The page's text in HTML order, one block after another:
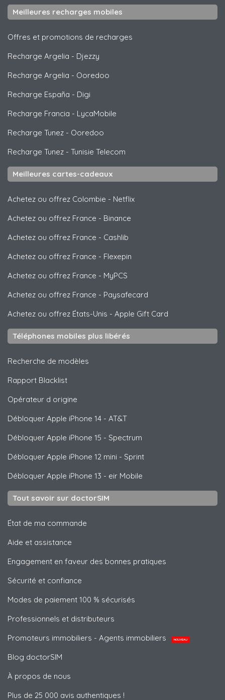
Meilleures recharges mobiles
Offres et promotions de recharges
Recharge Argelia - Djezzy
Recharge Argelia - Ooredoo
Recharge España - Digi
Recharge Francia - LycaMobile
Recharge Tunez - Ooredoo
Recharge Tunez - Tunisie Telecom
Meilleures cartes-cadeaux
Achetez ou offrez Colombie - Netflix
Achetez ou offrez France - Binance
Achetez ou offrez France - Cashlib
Achetez ou offrez France - Flexepin
Achetez ou offrez France - MyPCS
Achetez ou offrez France - Paysafecard
Achetez ou offrez États-Unis - Apple Gift Card
Téléphones mobiles plus libérés
Recherche de modèles
Rapport Blacklist
Opérateur d origine
Débloquer Apple iPhone 14 - AT&T
Débloquer Apple iPhone 15 - Spectrum
Débloquer Apple iPhone 12 mini - Sprint
Débloquer Apple iPhone 13 - eir Mobile
Tout savoir sur doctorSIM
État de ma commande
Aide et assistance
Engagement en faveur des bonnes pratiques
Sécurité et confiance
Modes de paiement 100 % sécurisés
Professionnels et distributeurs
Promoteurs immobiliers - Agents immobiliers
NOUVEAU
Blog doctorSIM
À propos de nous
Plus de 25 000 avis authentiques !